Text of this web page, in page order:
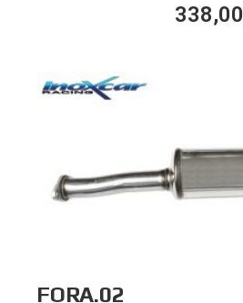
338,00
FORA.02